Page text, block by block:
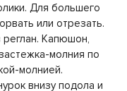
Для большего
или отрезать.
Капюшон,
молния по
молнией.
внизу подола и